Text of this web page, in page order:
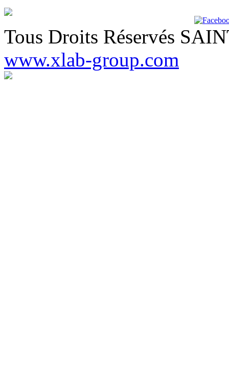
Tous Droits Réservés
www.xlab-group.com